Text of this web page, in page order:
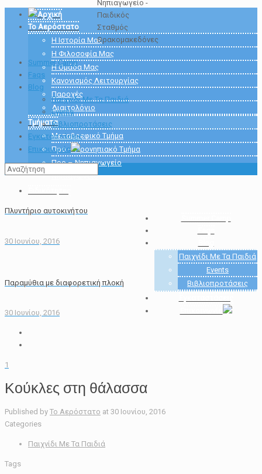
Αρχική
Το Αερόστατο
Η Ιστορία Μας
Η Φιλοσοφία Μας
Η Ομάδα Μας
Κανονισμός Λειτουργίας
Παροχές
Διαιτολόγιο
Τμήματα
Μεταβρεφικό Τμήμα
Προ – Προνηπιακό Τμήμα
Προ – Νηπιαγωγείο
Νηπιαγωγείο
Παιχνίδι Με Τα Παιδιά
Events
Βιβλιοπροτάσεις
Summer Camp
Faqs
Blog
Παιχνίδι Με Τα Παιδιά
Events
Βιβλιοπροτάσεις
Εγκαταστάσεις
Επικοινωνία
Πλυντήριο αυτοκινήτου
30 Ιουνίου, 2016
Παραμύθια με διαφορετική πλοκή
30 Ιουνίου, 2016
1
Κούκλες στη θάλασσα
Published by Το Αερόστατο at 30 Ιουνίου, 2016
Categories
Παιχνίδι Με Τα Παιδιά
Tags